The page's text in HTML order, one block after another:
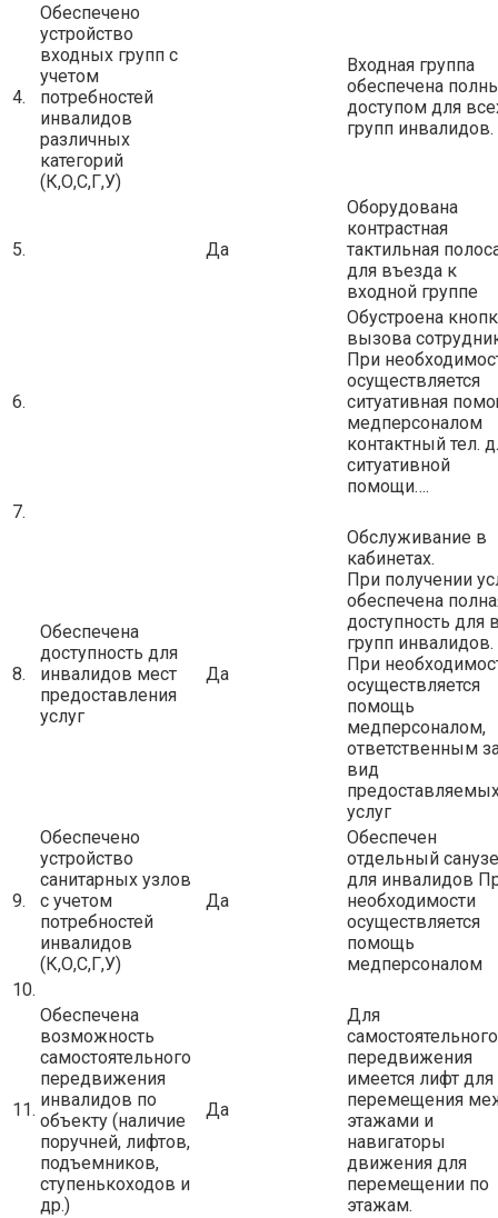
4.
Обеспечено
устройство
входных групп с
учетом
потребностей
инвалидов
различных
категорий
(К,О,С,Г,У)
Входная группа
обеспечена
доступом для
групп инвалидов.
5. Да
Оборудована
контрастная
тактильная
для въезда к
входной группе
6.
Обустроена
вызова
При
осуществляется
ситуативная
медперсоналом
контактный тел.
ситуативной
помощи….
7.
8.
Обеспечена
доступность для
инвалидов мест
предоставления
услуг
Да
Обслуживание в
кабинетах.
При получении
обеспечена
доступность для
групп инвалидов.
При
осуществляется
помощь
медперсоналом,
ответственным
вид
услуг
9.
Обеспечено
устройство
санитарных узлов
с учетом
потребностей
инвалидов
(К,О,С,Г,У)
Да
Обеспечен
отдельный
для инвалидов
необходимости
осуществляется
помощь
медперсоналом
10.
11.
Обеспечена
возможность
самостоятельного
передвижения
инвалидов по
объекту (наличие
поручней, лифтов,
подъемников,
ступенькоходов и
др.)
Да
Для
самостоятельного
передвижения
имеется лифт для
перемещения
этажами и
навигаторы
движения для
перемещении по
этажам.